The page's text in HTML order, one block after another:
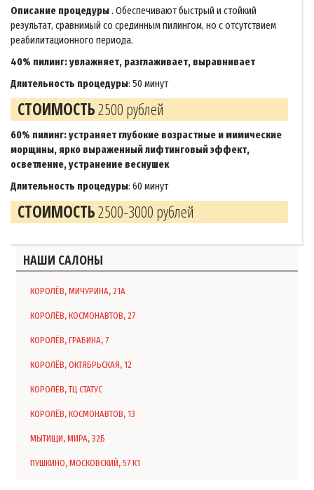
Описание процедуры. Обеспечивают быстрый и стойкий
результат, сравнимый со срединным пилингом, но с отсутствием
реабилитационного периода.
40% пилинг: увлажняет, разглаживает, выравнивает
Длительность процедуры: 50 минут
СТОИМОСТЬ2500 рублей
60% пилинг: устраняет глубокие возрастные и мимические
морщины, ярко выраженный лифтинговый эффект,
осветление, устранение веснушек
Длительность процедуры: 60 минут
СТОИМОСТЬ2500-3000 рублей
НАШИ САЛОНЫ
КОРОЛЁВ, МИЧУРИНА, 21А
КОРОЛЁВ, КОСМОНАВТОВ, 27
КОРОЛЁВ, ГРАБИНА, 7
КОРОЛЁВ, ОКТЯБРЬСКАЯ, 12
КОРОЛЁВ, ТЦ СТАТУС
КОРОЛЁВ, КОСМОНАВТОВ, 13
МЫТИЩИ, МИРА, 32Б
ПУШКИНО, МОСКОВСКИЙ, 57 К1